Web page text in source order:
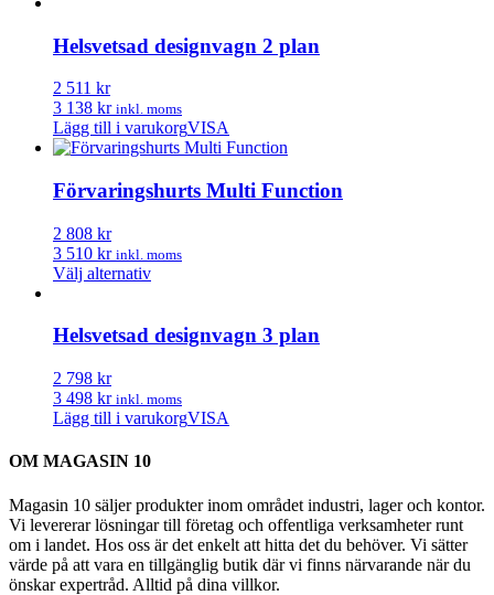
Helsvetsad designvagn 2 plan
2 511 kr
3 138 kr inkl. moms
Lägg till i varukorgVISA
Förvaringshurts Multi Function
2 808 kr
3 510 kr inkl. moms
Välj alternativDen
har
olika
alternativen
produktsidan
Helsvetsad designvagn 3 plan
2 798 kr
3 498 kr inkl. moms
Lägg till i varukorgVISA
OM MAGASIN 10
Magasin 10 säljer produkter inom området industri, lager och kontor.
Vi levererar lösningar till företag och offentliga verksamheter runt
om i landet. Hos oss är det enkelt att hitta det du behöver. Vi sätter
värde på att vara en tillgänglig butik där vi finns närvarande när du
önskar expertråd. Alltid på dina villkor.